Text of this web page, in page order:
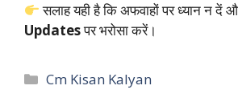
सलाह यही है कि अफवाहों पर ध्यान न दें
Updatesपर भरोसा करें।
Categories
Cm Kisan Kalyan